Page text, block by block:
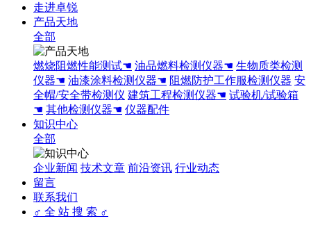
走进卓锐
产品天地
全部
燃烧阻燃性能测试☚ 油品燃料检测仪器☚ 生物质类检测
仪器☚ 油漆涂料检测仪器☚ 阻燃防护工作服检测仪器 安
全帽/安全带检测仪 建筑工程检测仪器☚ 试验机/试验箱
☚ 其他检测仪器☚ 仪器配件
知识中心
全部
企业新闻 技术文章 前沿资讯 行业动态
留言
联系我们
♂ 全 站 搜 索 ♂